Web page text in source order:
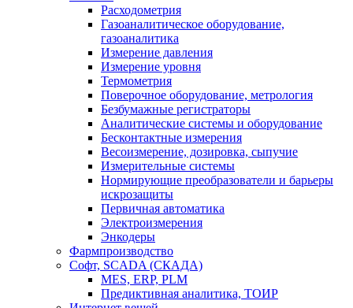
Расходометрия
Газоаналитическое оборудование,
газоаналитика
Измерение давления
Измерение уровня
Термометрия
Поверочное оборудование, метрология
Безбумажные регистраторы
Аналитические системы и оборудование
Бесконтактные измерения
Весоизмерение, дозировка, сыпучие
Измерительные системы
Нормирующие преобразователи и барьеры
искрозащиты
Первичная автоматика
Электроизмерения
Энкодеры
Фармпроизводство
Софт, SCADA (СКАДА)
MES, ERP, PLM
Предиктивная аналитика, ТОИР